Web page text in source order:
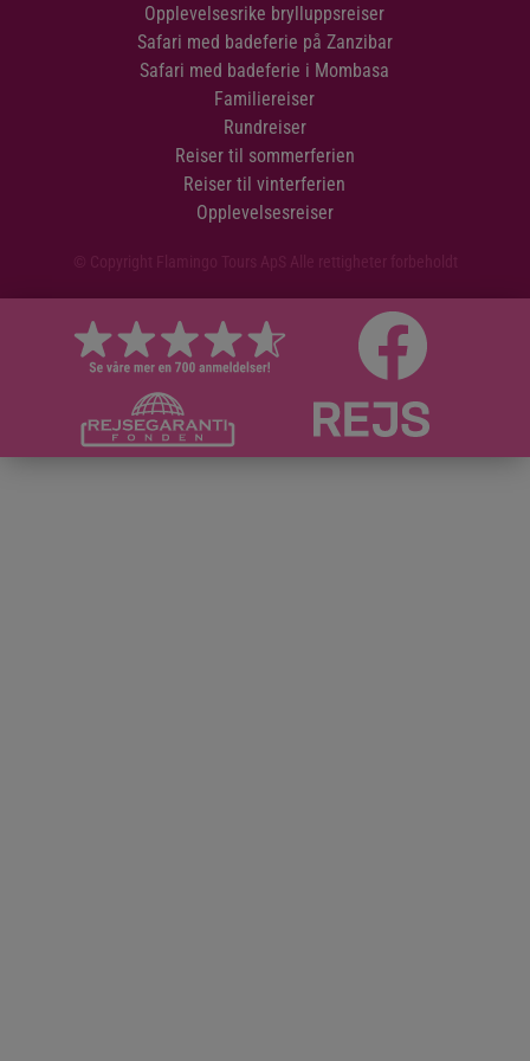
Ditt opphold på Vilamendhoo Maldives Resort Island er
som utgangspunkt med helpensjon, hvor frokost, lunsj
og middag er inkludert. Det er dog mulig å oppgradere
til all inclusive, hvor snacks og is mellom
hovedmåltidene, (lokale) drikkevarer samt utvalgte
aktiviteter også er inkludert.
Opplevelsesrike brylluppsreiser
Safari med badeferie på Zanzibar
Safari med badeferie i Mombasa
Familiereiser
Rundreiser
Reiser til sommerferien
Reiser til vinterferien
Opplevelsesreiser